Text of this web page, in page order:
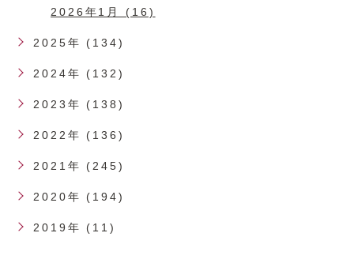
2026年1月 (16)
2025年 (134)
2024年 (132)
2023年 (138)
2022年 (136)
2021年 (245)
2020年 (194)
2019年 (11)